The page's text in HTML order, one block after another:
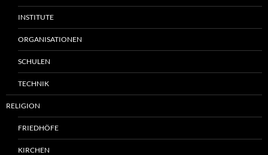
INSTITUTE
ORGANISATIONEN
SCHULEN
TECHNIK
RELIGION
FRIEDHÖFE
KIRCHEN